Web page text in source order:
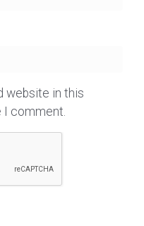
website in this
comment.